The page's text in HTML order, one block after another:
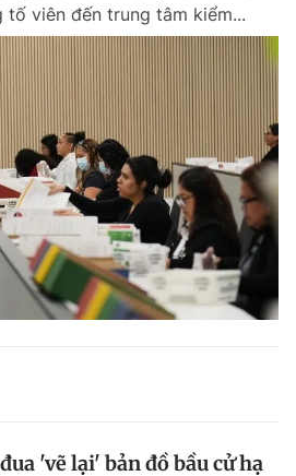
viên đến trung tâm kiểm...
'vẽ lại' bản đồ bầu cử hạ